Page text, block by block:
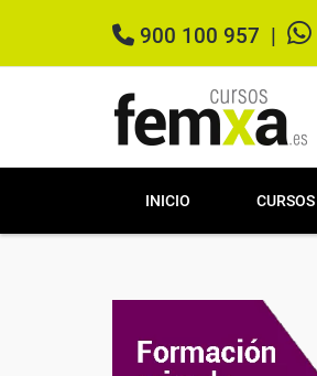
900 100 957
INICIO CURSOS